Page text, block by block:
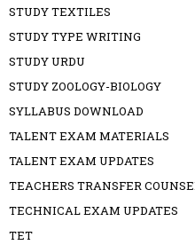
STUDY TEXTILES
STUDY TYPE WRITING
STUDY URDU
STUDY ZOOLOGY-BIOLOGY
SYLLABUS DOWNLOAD
TALENT EXAM MATERIALS
TALENT EXAM UPDATES
TEACHERS TRANSFER
TECHNICAL EXAM UPDATES
TET